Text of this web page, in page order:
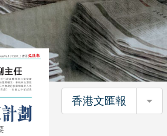
香港文匯報 香